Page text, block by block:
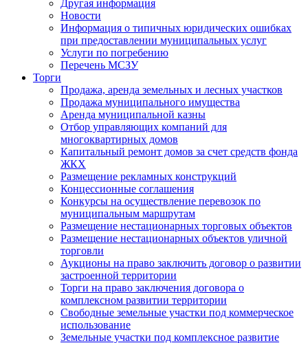
Другая информация
Новости
Информация о типичных юридических ошибках
при предоставлении муниципальных услуг
Услуги по погребению
Перечень МСЗУ
Торги
Продажа, аренда земельных и лесных участков
Продажа муниципального имущества
Аренда муниципальной казны
Отбор управляющих компаний для
многоквартирных домов
Капитальный ремонт домов за счет средств фонда
ЖКХ
Размещение рекламных конструкций
Концессионные соглашения
Конкурсы на осуществление перевозок по
муниципальным маршрутам
Размещение нестационарных торговых объектов
Размещение нестационарных объектов уличной
торговли
Аукционы на право заключить договор о развитии
застроенной территории
Торги на право заключения договора о
комплексном развитии территории
Свободные земельные участки под коммерческое
использование
Земельные участки под комплексное развитие